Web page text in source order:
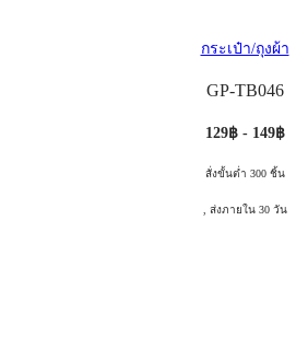
กระเป๋า/ถุงผ้า
GP-TB046
129฿ - 149฿
สั่งขั้นต่ำ 300 ชิ้น
, ส่งภายใน 30 วัน